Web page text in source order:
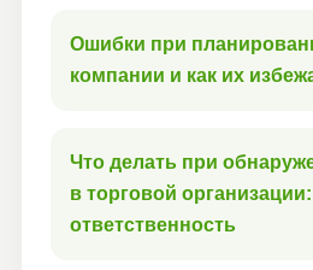
Ошибки при
компании и как их
Что делать при
в торговой
ответственность